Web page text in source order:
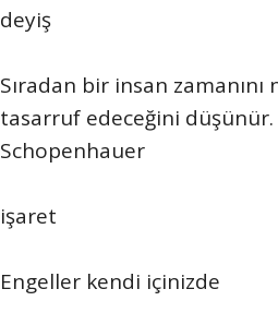
deyiş
Sıradan bir insan zamanını
tasarruf edeceğini düşünür.
Schopenhauer
işaret
Engeller kendi içinizde